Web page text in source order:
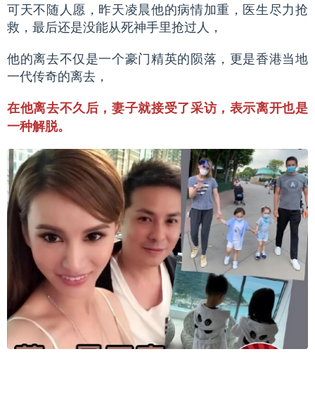
可天不随人愿，昨天凌晨他的病情加重，医生尽力抢
救，最后还是没能从死神手里抢过人，
他的离去不仅是一个豪门精英的陨落，更是香港当地
一代传奇的离去，
在他离去不久后，妻子就接受了采访，表示离开也是
一种解脱。